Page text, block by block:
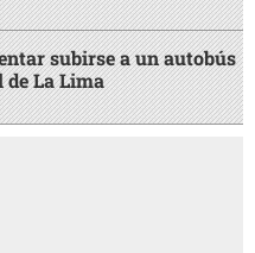
subirse a un autobús
La Lima